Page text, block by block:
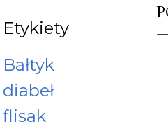
Etykiety
Bałtyk
diabeł
flisak